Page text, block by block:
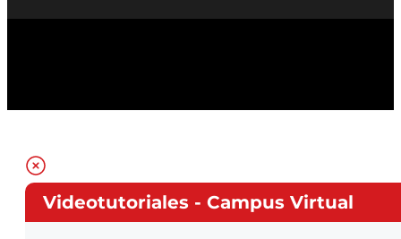
Videotutoriales - Campus Virtual